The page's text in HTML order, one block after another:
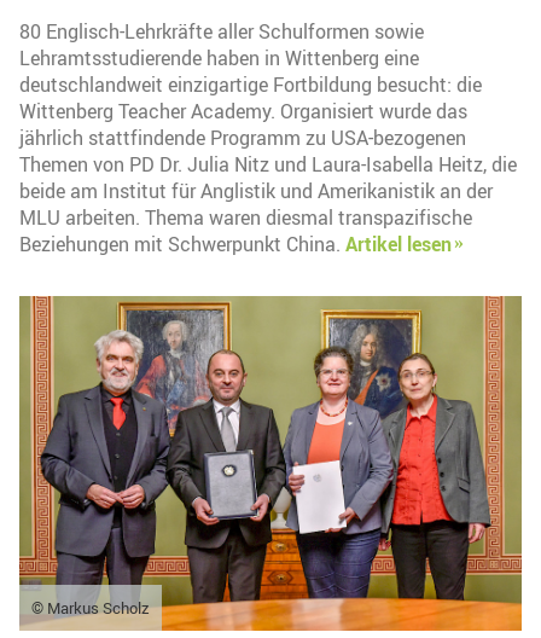
80 Englisch-Lehrkräfte aller Schulformen sowie
Lehramtsstudierende haben in Wittenberg eine
deutschlandweit einzigartige Fortbildung besucht: die
Wittenberg Teacher Academy. Organisiert wurde das
jährlich stattfindende Programm zu USA-bezogenen
Themen von PD Dr. Julia Nitz und Laura-Isabella Heitz, die
beide am Institut für Anglistik und Amerikanistik an der
MLU arbeiten. Thema waren diesmal transpazifische
Beziehungen mit Schwerpunkt China. Artikel lesen
© Markus Scholz